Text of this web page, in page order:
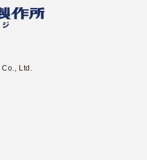
Co., Ltd.